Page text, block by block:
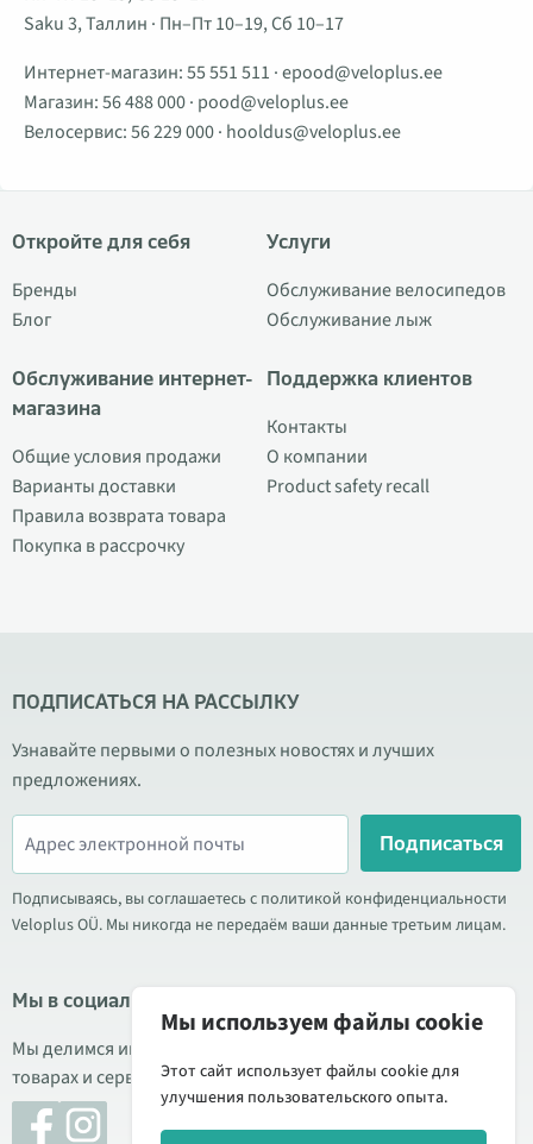
Saku 3, Таллин · Пн–Пт 10–19, Сб 10–17
Интернет-магазин:55 551 511 ·epood@veloplus.ee
Магазин:56 488 000· pood@veloplus.ee
Велосервис:56 229 000· hooldus@veloplus.ee
Откройте для себя
Бренды
Блог
Обслуживание интернет-
магазина
Общие условия продажи
Варианты доставки
Правила возврата товара
Покупка в рассрочку
Услуги
Обслуживание велосипедов
Обслуживание лыж
Поддержка клиентов
Контакты
О компании
Product safety recall
ПОДПИСАТЬСЯ НА РАССЫЛКУ
Узнавайте первыми о полезных новостях и лучших
предложениях.
Подписаться
Подписываясь, вы соглашаетесь с политикой конфиденциальности
Veloplus OÜ. Мы никогда не передаём ваши данные третьим лицам.
Мы в социальных сетях
Мы делимся информацией о выгодных акциях, новых
товарах и сервисе. Иногда публикуем обзоры продукции.
Мы используем файлы cookie
Этот сайт использует файлы cookie для
улучшения пользовательского опыта.